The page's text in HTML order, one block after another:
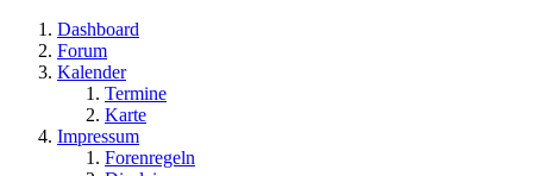
Dashboard
Forum
Kalender
Termine
Karte
Impressum
Forenregeln